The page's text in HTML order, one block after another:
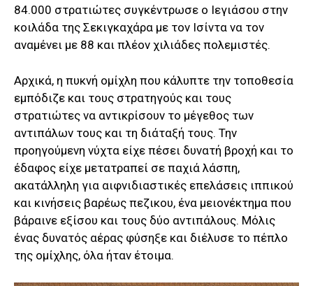
84.000 στρατιώτες συγκέντρωσε ο Ιεγιάσου στην
κοιλάδα της Σεκιγκαχάρα με τον Ισίντα να τον
αναμένει με 88 και πλέον χιλιάδες πολεμιστές.
Αρχικά, η πυκνή ομίχλη που κάλυπτε την τοποθεσία
εμπόδιζε και τους στρατηγούς και τους
στρατιώτες να αντικρίσουν το μέγεθος των
αντιπάλων τους και τη διάταξή τους. Την
προηγούμενη νύχτα είχε πέσει δυνατή βροχή και το
έδαφος είχε μετατραπεί σε παχιά λάσπη,
ακατάλληλη για αιφνιδιαστικές επελάσεις ιππικού
και κινήσεις βαρέως πεζικου, ένα μειονέκτημα που
βάραινε εξίσου και τους δύο αντιπάλους. Μόλις
ένας δυνατός αέρας φύσηξε και διέλυσε το πέπλο
της ομίχλης, όλα ήταν έτοιμα.